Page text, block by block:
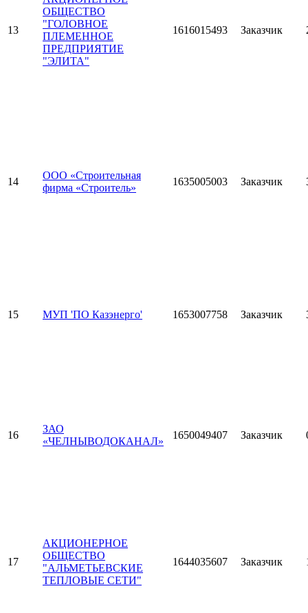
13
ОБЩЕСТВО
"ГОЛОВНОЕ
ПЛЕМЕННОЕ
ПРЕДПРИЯТИЕ
"ЭЛИТА"
1616015493 Заказчик
14
ООО «Строительная
фирма «Строитель»
1635005003 Заказчик
15 МУП 'ПО Казэнерго' 1653007758 Заказчик
16
ЗАО
«ЧЕЛНЫВОДОКАНАЛ»
1650049407 Заказчик
17
АКЦИОНЕРНОЕ
ОБЩЕСТВО
"АЛЬМЕТЬЕВСКИЕ
ТЕПЛОВЫЕ СЕТИ"
1644035607 Заказчик